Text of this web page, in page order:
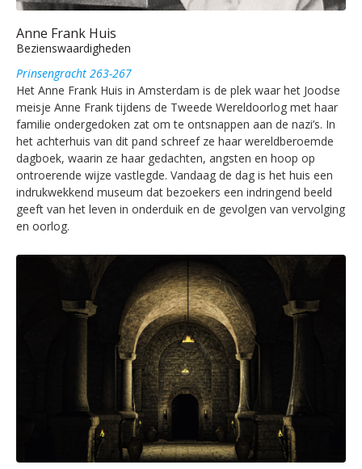
Anne Frank Huis
Bezienswaardigheden
Prinsengracht 263-267
Het Anne Frank Huis in Amsterdam is de plek waar het Joodse
meisje Anne Frank tijdens de Tweede Wereldoorlog met haar
familie ondergedoken zat om te ontsnappen aan de nazi’s. In
het achterhuis van dit pand schreef ze haar wereldberoemde
dagboek, waarin ze haar gedachten, angsten en hoop op
ontroerende wijze vastlegde. Vandaag de dag is het huis een
indrukwekkend museum dat bezoekers een indringend beeld
geeft van het leven in onderduik en de gevolgen van vervolging
en oorlog.